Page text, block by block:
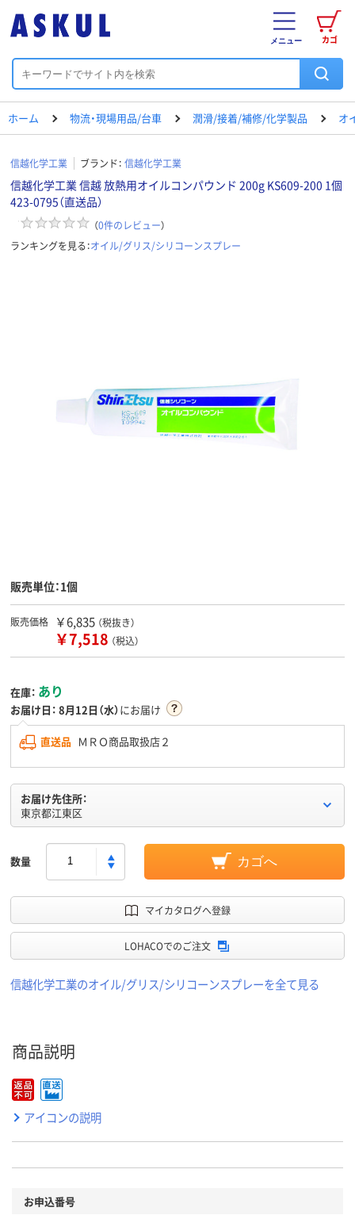
カゴ
メニュー
ホーム 物流・現場用品/台車 潤滑/接着/補修/化学製品 オ
信越化学工業 ブランド： 信越化学工業
信越化学工業 信越 放熱用オイルコンパウンド 200g KS609-200 1個
423-0795（直送品）
（0件のレビュー）
ランキングを見る：オイル/グリス/シリコーンスプレー
販売単位：1個
販売価格 ￥6,835 （税抜き）
￥7,518 （税込）
在庫： あり
お届け日： 8月12日（水）にお届け
直送品 ＭＲＯ商品取扱店２
お届け先住所：
東京都江東区
数量 カゴへ
マイカタログへ登録
LOHACOでのご注文
信越化学工業のオイル/グリス/シリコーンスプレーを全て見る
商品説明
アイコンの説明
お申込番号